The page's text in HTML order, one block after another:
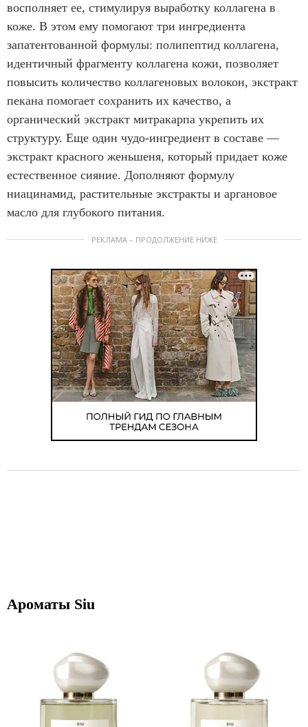
восполняет ее, стимулируя выработку коллагена в
коже. В этом ему помогают три ингредиента
запатентованной формулы: полипептид коллагена,
идентичный фрагменту коллагена кожи, позволяет
повысить количество коллагеновых волокон, экстракт
пекана помогает сохранить их качество, а
органический экстракт митракарпа укрепить их
структуру. Еще один чудо-ингредиент в составе —
экстракт красного женьшеня, который придает коже
естественное сияние. Дополняют формулу
ниацинамид, растительные экстракты и аргановое
масло для глубокого питания.
РЕКЛАМА – ПРОДОЛЖЕНИЕ НИЖЕ
Ароматы Siu